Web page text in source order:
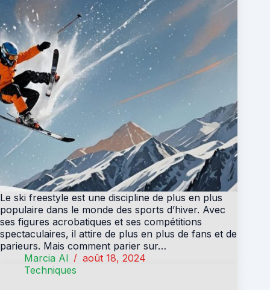
Le ski freestyle est une discipline de plus en plus
populaire dans le monde des sports d’hiver. Avec
ses figures acrobatiques et ses compétitions
spectaculaires, il attire de plus en plus de fans et de
parieurs. Mais comment parier sur…
Marcia Al
août 18, 2024
Techniques